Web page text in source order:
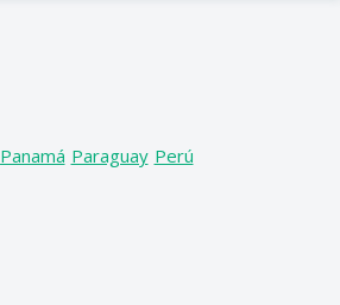
Panamá Paraguay Perú